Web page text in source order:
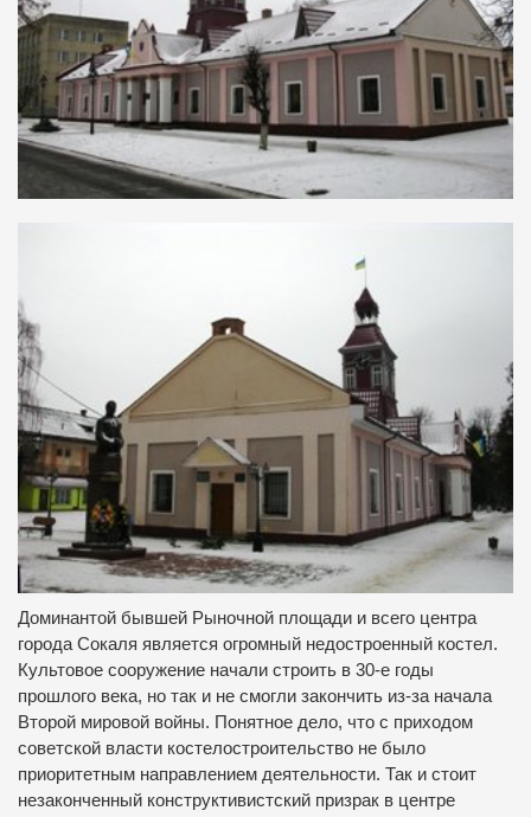
Доминантой бывшей Рыночной площади и всего центра
города Сокаля является огромный недостроенный костел.
Культовое сооружение начали строить в 30-е годы
прошлого века, но так и не смогли закончить из-за начала
Второй мировой войны. Понятное дело, что с приходом
советской власти костелостроительство не было
приоритетным направлением деятельности. Так и стоит
незаконченный конструктивистский призрак в центре